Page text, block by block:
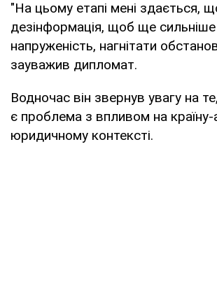
"На цьому етапі мені здається,
дезінформація, щоб ще
напруженість, нагнітати
зауважив дипломат.
Водночас він звернув увагу на
є проблема з впливом на країну-
юридичному контексті.